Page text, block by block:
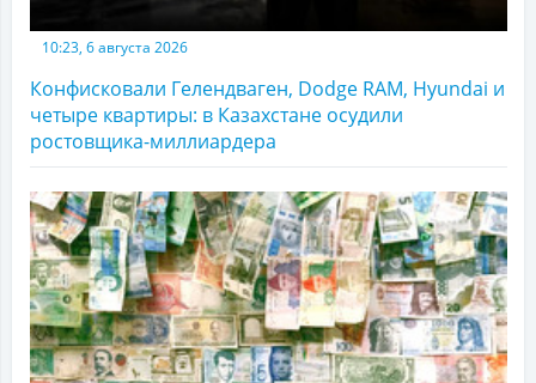
10:23, 6 августа 2026
Конфисковали Гелендваген, Dodge RAM, Hyundai и
четыре квартиры: в Казахстане осудили
ростовщика-миллиардера